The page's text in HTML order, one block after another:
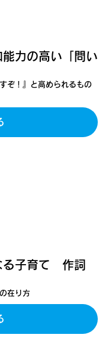
力の高い「問い
ぞ！』と高められるもの
る子育て 作詞
在り方